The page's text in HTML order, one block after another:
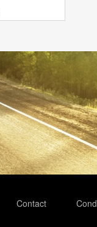
Contact